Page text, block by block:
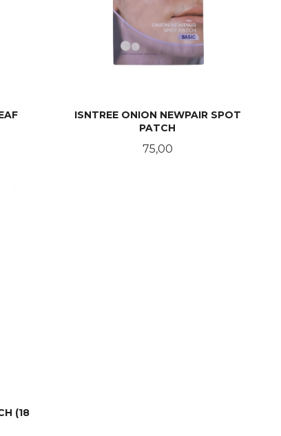
ISNTREE ONION NEWPAIR SPOT
PATCH
Pris
75,00
(18